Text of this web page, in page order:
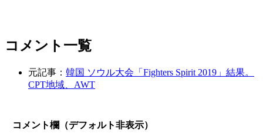
コメント一覧
元記事： 韓国 ソウル大会「Fighters Spirit 2019」結果。
CPT地域、AWT
コメント欄（デフォルト非表示）